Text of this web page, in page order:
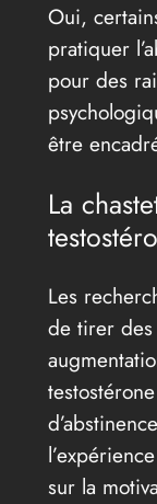
Oui,
pratiquer
pour des
être
La
Les
de tirer des
sur la